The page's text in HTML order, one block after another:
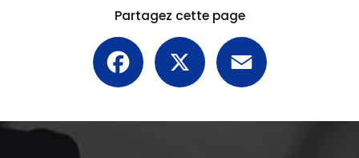
Partagez cette page
Facebook